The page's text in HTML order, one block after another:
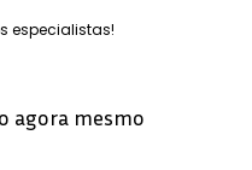
especialistas!
agora mesmo